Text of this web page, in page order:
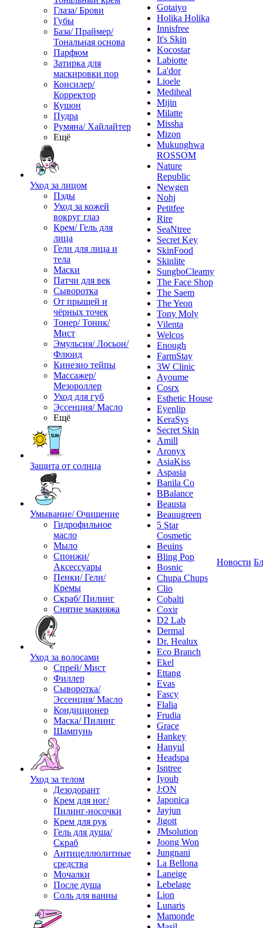
Глаза/ Брови
Губы
База/ Праймер/
Тональная основа
Парфюм
Затирка для
маскировки пор
Консилер/
Корректор
Кушон
Пудра
Румяна/ Хайлайтер
Ещё
Уход за лицом
Пэды
Уход за кожей
вокруг глаз
Крем/ Гель для
лица
Гели для лица и
тела
Маски
Патчи для век
Сыворотка
От прыщей и
чёрных точек
Тонер/ Тоник/
Мист
Эмульсия/ Лосьон/
Флюид
Кинезио тейпы
Массажер/
Мезороллер
Уход для губ
Эссенция/ Масло
Ещё
Защита от солнца
Умывание/ Очищение
Гидрофильное
масло
Мыло
Спонжи/
Аксессуары
Пенки/ Гели/
Кремы
Скраб/ Пилинг
Снятие макияжа
Уход за волосами
Спрей/ Мист
Филлер
Сыворотка/
Эссенция/ Масло
Кондиционер
Маска/ Пилинг
Шампунь
Уход за телом
Дезодорант
Крем для ног/
Пилинг-носочки
Крем для рук
Гель для душа/
Скраб
Антицеллюлитные
средства
Мочалки
После душа
Соль для ванны
Gotaiyo
Holika Holika
Innisfree
It's Skin
Kocostar
Labiotte
La'dor
Lioele
Mediheal
Mijin
Milatte
Missha
Mizon
Mukunghwa
ROSSOM
Nature
Republic
Newgen
Nohj
Petitfee
Rire
SeaNtree
Secret Key
SkinFood
Skinlite
SungboCleamy
The Face Shop
The Saem
The Yeon
Tony Moly
Vilenta
Welcos
Enough
FarmStay
3W Clinic
Ayoume
Cosrx
Esthetic House
Eyenlip
KeraSys
Secret Skin
Amill
Aronyx
AsiaKiss
Aspasia
Banila Co
BBalance
Beausta
Beauugreen
5 Star
Cosmetic
Beuins
Bling Pop
Bosnic
Chupa Chups
Clio
Cobalti
Coxir
D2 Lab
Dermal
Dr. Healux
Eco Branch
Ekel
Ettang
Evas
Fascy
Flalia
Frudia
Grace
Hankey
Hanyul
Headspa
Isntree
Iyoub
J:ON
Japonica
Jayjun
Jigott
JMsolution
Joong Won
Jungnani
La Bellona
Laneige
Lebelage
Lion
Lunaris
Mamonde
Новости